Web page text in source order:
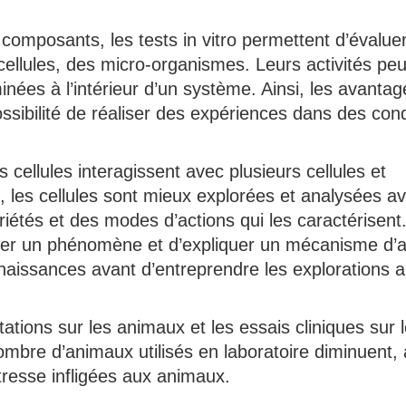
les tests in vitro permettent
des micro-organismes. Leurs activités
à l’intérieur d’un système. Ainsi, les
de réaliser des expériences dans des
cellules interagissent avec plusieurs cellules et
cellules sont mieux explorées et analysées
et des modes d’actions qui les caractérisent.
un phénomène et d’expliquer un mécanisme
avant d’entreprendre les explorations
sur les animaux et les essais cliniques sur
d’animaux utilisés en laboratoire diminuent,
infligées aux animaux.